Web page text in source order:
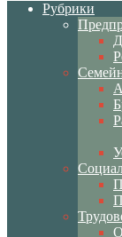
Рубрики